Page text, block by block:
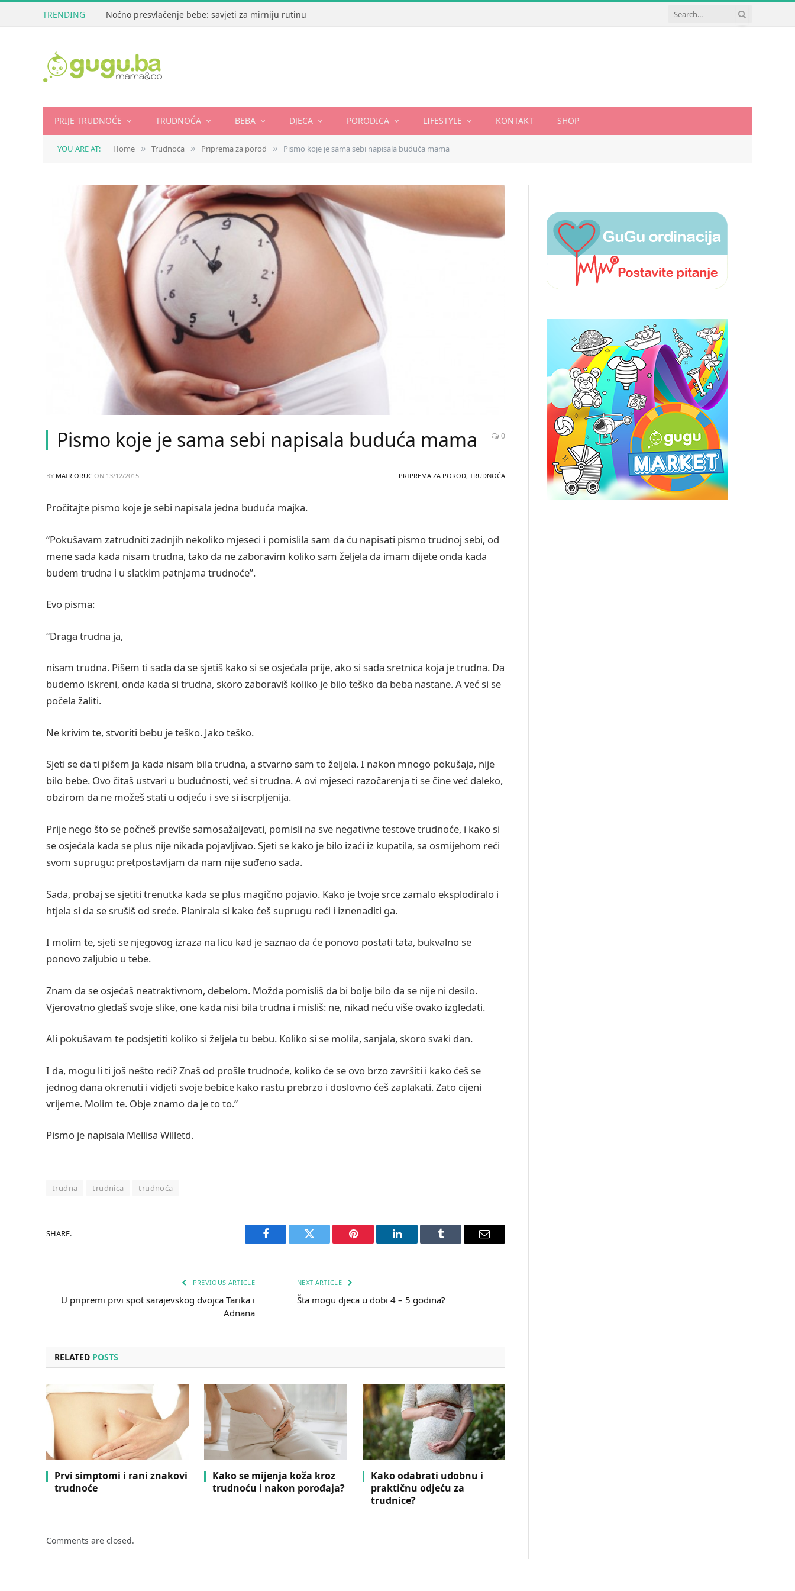
TRENDING Noćno presvlačenje bebe: savjeti za mirniju rutinu
PRIJE TRUDNOĆE TRUDNOĆA BEBA DJECA PORODICA LIFESTYLE KONTAKT SHOP
YOU ARE AT: Home » Trudnoća » Priprema za porod » Pismo koje je sama sebi napisala buduća mama
Pismo koje je sama sebi napisala buduća mama 0
BY MAIR ORUC ON 13/12/2015 PRIPREMA ZA POROD, TRUDNOĆA
Pročitajte pismo koje je sebi napisala jedna buduća majka.
“Pokušavam zatrudniti zadnjih nekoliko mjeseci i pomislila sam da ću napisati pismo trudnoj sebi, od
mene sada kada nisam trudna, tako da ne zaboravim koliko sam željela da imam dijete onda kada
budem trudna i u slatkim patnjama trudnoće”.
Evo pisma:
“Draga trudna ja,
nisam trudna. Pišem ti sada da se sjetiš kako si se osjećala prije, ako si sada sretnica koja je trudna. Da
budemo iskreni, onda kada si trudna, skoro zaboraviš koliko je bilo teško da beba nastane. A već si se
počela žaliti.
Ne krivim te, stvoriti bebu je teško. Jako teško.
Sjeti se da ti pišem ja kada nisam bila trudna, a stvarno sam to željela. I nakon mnogo pokušaja, nije
bilo bebe. Ovo čitaš ustvari u budućnosti, već si trudna. A ovi mjeseci razočarenja ti se čine već daleko,
obzirom da ne možeš stati u odjeću i sve si iscrpljenija.
Prije nego što se počneš previše samosažaljevati, pomisli na sve negativne testove trudnoće, i kako si
se osjećala kada se plus nije nikada pojavljivao. Sjeti se kako je bilo izaći iz kupatila, sa osmijehom reći
svom suprugu: pretpostavljam da nam nije suđeno sada.
Sada, probaj se sjetiti trenutka kada se plus magično pojavio. Kako je tvoje srce zamalo eksplodiralo i
htjela si da se srušiš od sreće. Planirala si kako ćeš suprugu reći i iznenaditi ga.
I molim te, sjeti se njegovog izraza na licu kad je saznao da će ponovo postati tata, bukvalno se
ponovo zaljubio u tebe.
Znam da se osjećaš neatraktivnom, debelom. Možda pomisliš da bi bolje bilo da se nije ni desilo.
Vjerovatno gledaš svoje slike, one kada nisi bila trudna i misliš: ne, nikad neću više ovako izgledati.
Ali pokušavam te podsjetiti koliko si željela tu bebu. Koliko si se molila, sanjala, skoro svaki dan.
I da, mogu li ti još nešto reći? Znaš od prošle trudnoće, koliko će se ovo brzo završiti i kako ćeš se
jednog dana okrenuti i vidjeti svoje bebice kako rastu prebrzo i doslovno ćeš zaplakati. Zato cijeni
vrijeme. Molim te. Obje znamo da je to to.”
Pismo je napisala Mellisa Willetd.
trudna trudnica trudnoća
SHARE.
Facebook Twitter Pinterest LinkedIn Tumblr Email
PREVIOUS ARTICLE
U pripremi prvi spot sarajevskog dvojca Tarika i
Adnana
NEXT ARTICLE
Šta mogu djeca u dobi 4 – 5 godina?
RELATED POSTS
Prvi simptomi i rani znakovi
trudnoće
Kako se mijenja koža kroz
trudnoću i nakon porođaja?
Kako odabrati udobnu i
praktičnu odjeću za
trudnice?
Comments are closed.